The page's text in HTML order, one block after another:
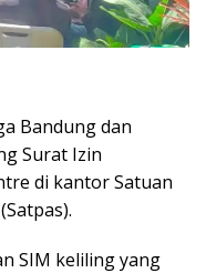
Bandung dan
Surat Izin
di kantor Satuan
SIM keliling yang